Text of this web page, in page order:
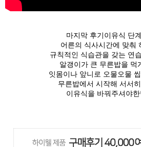
마지막 후기이유식 단
어른의 식사시간에 맞춰
규칙적인 식습관을 갖는 연
알갱이가 큰 무른밥을 먹
잇몸이나 앞니로 오물오물
무른밥에서 시작해 서서
이유식을 바꿔주셔야